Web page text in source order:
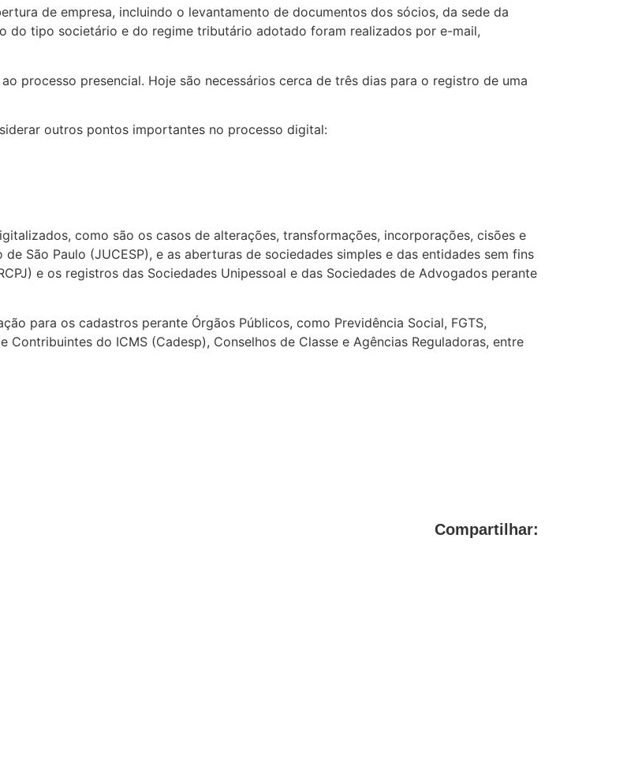
de empresa, incluindo o levantamento de documentos dos sócios, da sede da
do tipo societário e do regime tributário adotado foram realizados por e-mail,
processo presencial. Hoje são necessários cerca de três dias para o registro de uma
outros pontos importantes no processo digital:
como são os casos de alterações, transformações, incorporações, cisões e
São Paulo (JUCESP), e as aberturas de sociedades simples e das entidades sem fins
e os registros das Sociedades Unipessoal e das Sociedades de Advogados perante
para os cadastros perante Órgãos Públicos, como Previdência Social, FGTS,
do ICMS (Cadesp), Conselhos de Classe e Agências Reguladoras, entre
Compartilhar: